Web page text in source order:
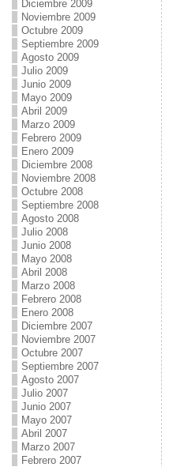
Diciembre 2009
Noviembre 2009
Octubre 2009
Septiembre 2009
Agosto 2009
Julio 2009
Junio 2009
Mayo 2009
Abril 2009
Marzo 2009
Febrero 2009
Enero 2009
Diciembre 2008
Noviembre 2008
Octubre 2008
Septiembre 2008
Agosto 2008
Julio 2008
Junio 2008
Mayo 2008
Abril 2008
Marzo 2008
Febrero 2008
Enero 2008
Diciembre 2007
Noviembre 2007
Octubre 2007
Septiembre 2007
Agosto 2007
Julio 2007
Junio 2007
Mayo 2007
Abril 2007
Marzo 2007
Febrero 2007